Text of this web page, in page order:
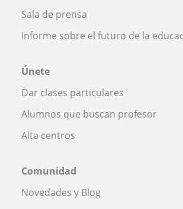
Sala de prensa
Informe sobre el futuro de la
Únete
Dar clases particulares
Alumnos que buscan profesor
Alta centros
Comunidad
Novedades y Blog